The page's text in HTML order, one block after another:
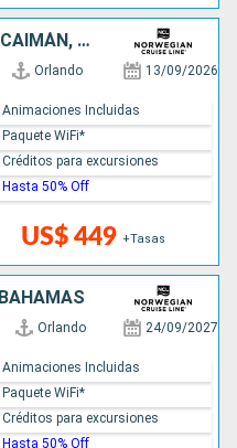
BAHAMAS, JAMAICA, ISLAS CAIMÁN, MÉXICO, ESTADOS UNIDOS
Orlando 13/09/2026
US$ 449 +Tasas
Animaciones Incluidas
Paquete WiFi*
Créditos para excursiones
Hasta 50% Off
Orlando 24/09/2027
Animaciones Incluidas
Paquete WiFi*
Créditos para excursiones
Hasta 50% Off